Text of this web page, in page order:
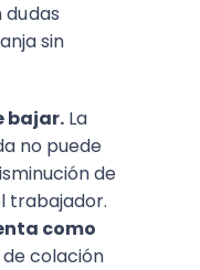
dudas
sin
bajar. La
no puede
de
trabajador.
como
colación